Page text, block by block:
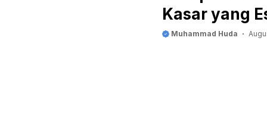
Kasar yang
Muhammad Huda